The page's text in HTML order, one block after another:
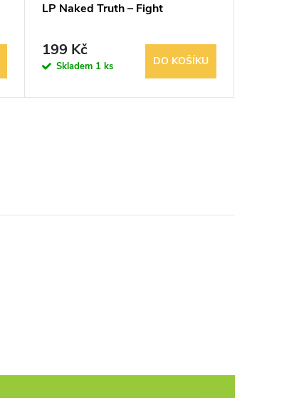
LP Naked Truth – Fight
199 Kč
Skladem 1 ks DO KOŠÍKU